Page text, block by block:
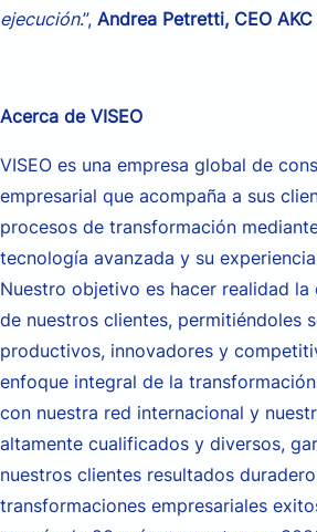
ejecución.”, Andrea Petretti, CEO AKC
Acerca de VISEO
VISEO es una empresa global de
empresarial que acompaña a sus
procesos de transformación
tecnología avanzada y su
Nuestro objetivo es hacer realidad
de nuestros clientes, permitiéndoles
productivos, innovadores y
enfoque integral de la
con nuestra red internacional y
altamente cualificados y diversos,
nuestros clientes resultados
transformaciones empresariales